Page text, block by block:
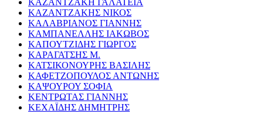
ΚΑΖΑΝΤΖΑΚΗΣ ΝΙΚΟΣ
ΚΑΛΑΒΡΙΑΝΟΣ ΓΙΑΝΝΗΣ
ΚΑΜΠΑΝΕΛΛΗΣ ΙΑΚΩΒΟΣ
ΚΑΠΟΥΤΖΙΔΗΣ ΓΙΩΡΓΟΣ
ΚΑΡΑΓΑΤΣΗΣ Μ.
ΚΑΤΣΙΚΟΝΟΥΡΗΣ ΒΑΣΙΛΗΣ
ΚΑΦΕΤΖΟΠΟΥΛΟΣ ΑΝΤΩΝΗΣ
ΚΑΨΟΥΡΟΥ ΣΟΦΙΑ
ΚΕΝΤΡΩΤΑΣ ΓΙΑΝΝΗΣ
ΚΕΧΑΪΔΗΣ ΔΗΜΗΤΡΗΣ